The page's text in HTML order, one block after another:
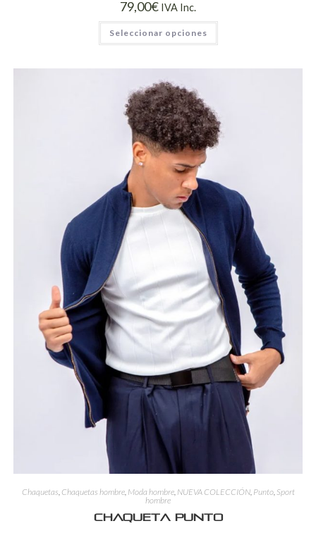
79,00€ IVA Inc.
Seleccionar opciones
Chaquetas Chaquetas hombre, Moda hombre, NUEVA COLECCIÓN, Punto, Sport
hombre
Chaqueta punto